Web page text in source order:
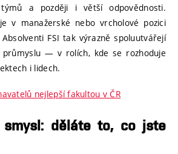
a později i větší odpovědnosti.
v manažerské nebo vrcholové pozici
FSI tak výrazně spoluutvářejí
průmyslu — v rolích, kde se rozhoduje
i lidech.
nejlepší fakultou v ČR
smysl: děláte to, co jste